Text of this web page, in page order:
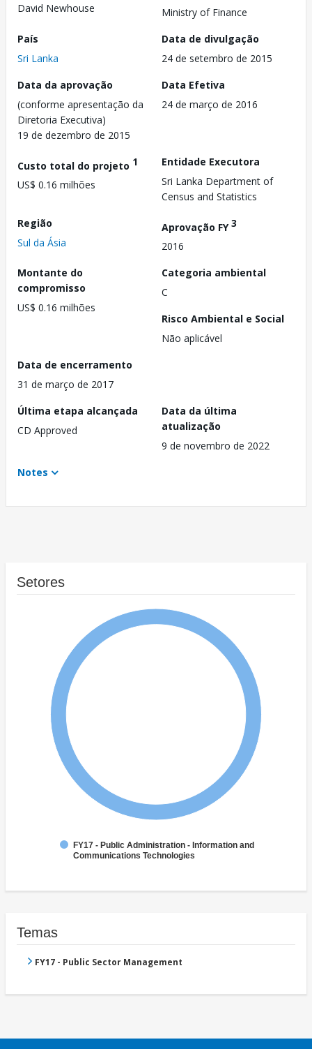
David Newhouse
Ministry of Finance
País
Sri Lanka
Data de divulgação
24 de setembro de 2015
Data da aprovação
(conforme apresentação da
Diretoria Executiva)
19 de dezembro de 2015
Data Efetiva
24 de março de 2016
Custo total do projeto 1
US$ 0.16 milhões
Entidade Executora
Sri Lanka Department of
Census and Statistics
Região
Sul da Ásia
Aprovação FY3
2016
Montante do
compromisso
US$ 0.16 milhões
Categoria ambiental
C
Risco Ambiental e Social
Não aplicável
Data de encerramento
31 de março de 2017
Última etapa alcançada
CD Approved
Data da última
atualização
9 de novembro de 2022
Notes
Setores
FY17 - Public Administration - Information and
Communications Technologies
Temas
FY17 - Public Sector Management